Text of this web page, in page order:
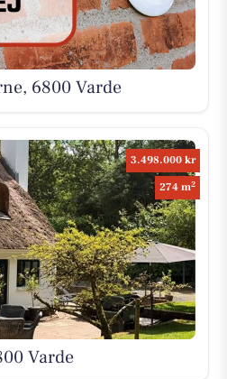
6800 Varde
3.498.000 kr
274 m2
Varde